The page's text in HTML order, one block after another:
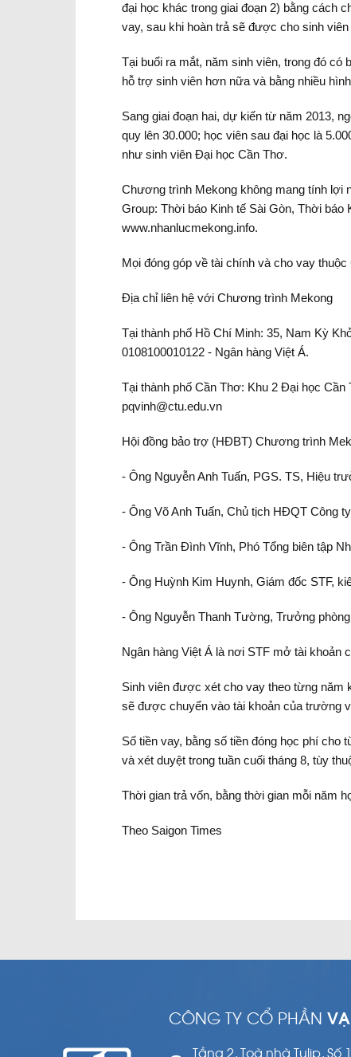
đại học khác trong giai đoạn 2) bằng cách
vay, sau khi hoàn trả sẽ được cho sinh
Tại buổi ra mắt, năm sinh viên, trong đó
hỗ trợ sinh viên hơn nữa và bằng nhiều
Sang giai đoạn hai, dự kiến từ năm 2013,
quy lên 30.000; học viên sau đại học là
như sinh viên Đại học Cần Thơ.
Chương trình Mekong không mang tính lợi
Group: Thời báo Kinh tế Sài Gòn, Thời báo
www.nhanlucmekong.info.
Mọi đóng góp về tài chính và cho vay
Địa chỉ liên hệ với Chương trình Mekong
Tại thành phố Hồ Chí Minh: 35, Nam Kỳ
0108100010122 - Ngân hàng Việt Á.
Tại thành phố Cần Thơ: Khu 2 Đại học
pqvinh@ctu.edu.vn
Hội đồng bảo trợ (HĐBT) Chương trình
- Ông Nguyễn Anh Tuấn, PGS. TS, Hiệu
- Ông Võ Anh Tuấn, Chủ tịch HĐQT Công
- Ông Trần Đình Vĩnh, Phó Tổng biên tập
- Ông Huỳnh Kim Huynh, Giám đốc STF,
- Ông Nguyễn Thanh Tường, Trưởng
Ngân hàng Việt Á là nơi STF mở tài
Sinh viên được xét cho vay theo từng năm
sẽ được chuyển vào tài khoản của trường
Số tiền vay, bằng số tiền đóng học phí cho
và xét duyệt trong tuần cuối tháng 8, tùy
Thời gian trả vốn, bằng thời gian mỗi năm
Theo Saigon Times
CÔNG TY CỔ PHẦN
Tầng 2, Toà nhà Tulip,